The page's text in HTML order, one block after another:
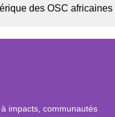
des OSC africaines
impacts, communautés